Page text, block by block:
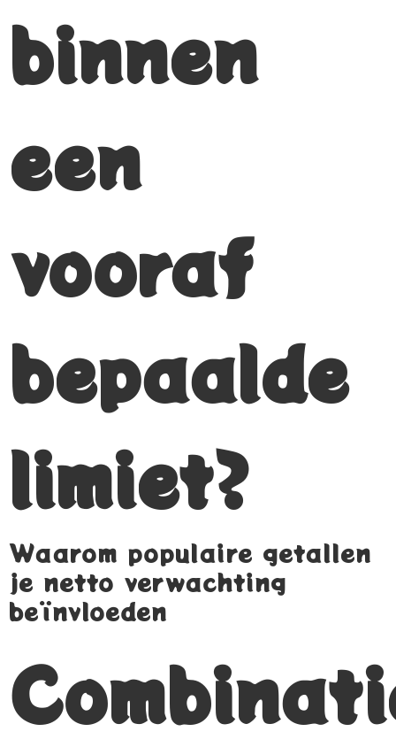
binnen
een
vooraf
bepaalde
limiet?
Waarom populaire getallen
je netto verwachting
beïnvloeden